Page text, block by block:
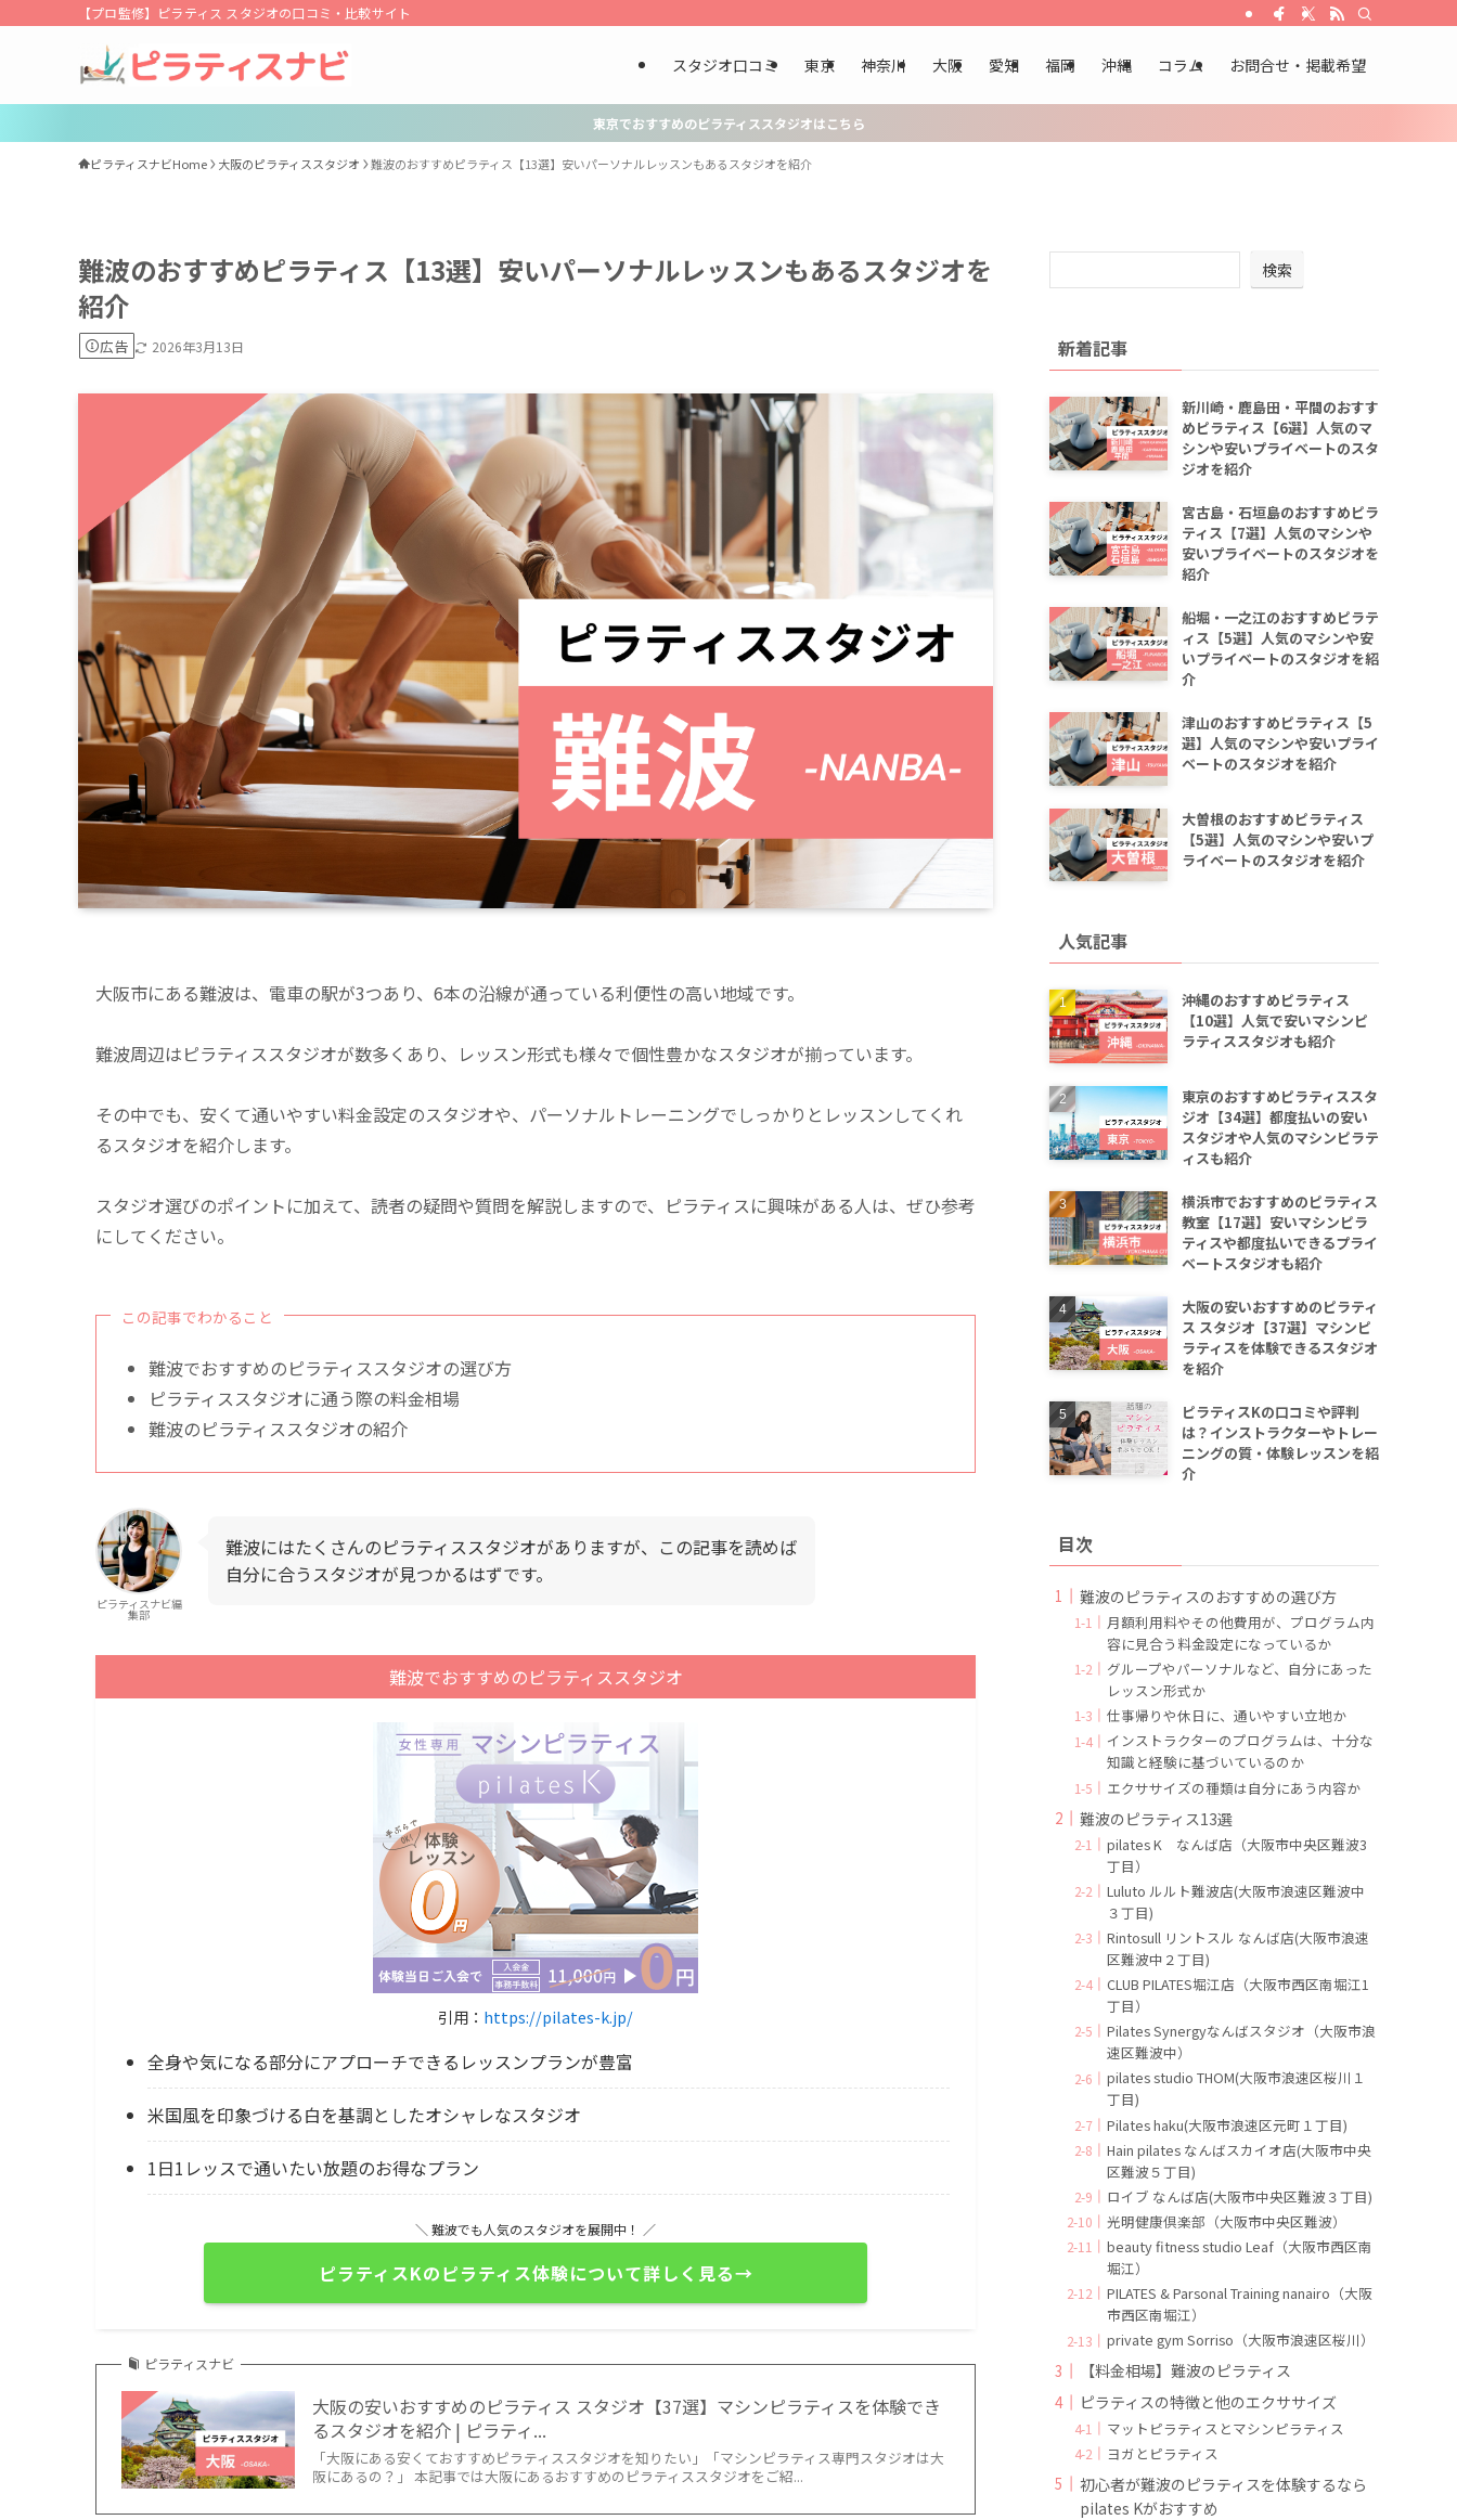
【プロ監修】ピラティス スタジオの口コミ・比較サイト
スタジオ口コミ 東京 神奈川 大阪 愛知 福岡 沖縄 コラム お問合せ・掲載希望
東京でおすすめのピラティススタジオはこちら
ピラティスナビHome 大阪のピラティススタジオ 難波のおすすめピラティス【13選】安いパーソナルレッスンもあるスタジオを紹介
難波のおすすめピラティス【13選】安いパーソナルレッスンもあるスタジオを
紹介
広告 2026年3月13日
大阪市にある難波は、電車の駅が3つあり、6本の沿線が通っている利便性の高い地域です。
難波周辺はピラティススタジオが数多くあり、レッスン形式も様々で個性豊かなスタジオが揃っています。
その中でも、安くて通いやすい料金設定のスタジオや、パーソナルトレーニングでしっかりとレッスンしてくれ
るスタジオを紹介します。
スタジオ選びのポイントに加えて、読者の疑問や質問を解説しますので、ピラティスに興味がある人は、ぜひ参考
にしてください。
この記事でわかること
難波でおすすめのピラティススタジオの選び方
ピラティススタジオに通う際の料金相場
難波のピラティススタジオの紹介
ピラティスナビ編
集部
難波にはたくさんのピラティススタジオがありますが、この記事を読めば
自分に合うスタジオが見つかるはずです。
難波でおすすめのピラティススタジオ
引用： https://pilates-k.jp/
全身や気になる部分にアプローチできるレッスンプランが豊富
米国風を印象づける白を基調としたオシャレなスタジオ
1日1レッスで通いたい放題のお得なプラン
＼ 難波でも人気のスタジオを展開中！ ／
ピラティスKのピラティス体験について詳しく見る→
ピラティスナビ
大阪の安いおすすめのピラティス スタジオ【37選】マシンピラティスを体験でき
るスタジオを紹介 | ピラティ...
「大阪にある安くておすすめピラティススタジオを知りたい」「マシンピラティス専門スタジオは大
阪にあるの？」 本記事では大阪にあるおすすめのピラティススタジオをご紹...
検索
新着記事
新川崎・鹿島田・平間のおすす
めピラティス【6選】人気のマ
シンや安いプライベートのスタ
ジオを紹介
宮古島・石垣島のおすすめピラ
ティス【7選】人気のマシンや
安いプライベートのスタジオを
紹介
船堀・一之江のおすすめピラテ
ィス【5選】人気のマシンや安
いプライベートのスタジオを紹
介
津山のおすすめピラティス【5
選】人気のマシンや安いプライ
ベートのスタジオを紹介
大曽根のおすすめピラティス
【5選】人気のマシンや安いプ
ライベートのスタジオを紹介
人気記事
沖縄のおすすめピラティス
【10選】人気で安いマシンピ
ラティススタジオも紹介
東京のおすすめピラティススタ
ジオ【34選】都度払いの安い
スタジオや人気のマシンピラテ
ィスも紹介
横浜市でおすすめのピラティス
教室【17選】安いマシンピラ
ティスや都度払いできるプライ
ベートスタジオも紹介
大阪の安いおすすめのピラティ
ス スタジオ【37選】マシンピ
ラティスを体験できるスタジオ
を紹介
ピラティスKの口コミや評判
は？インストラクターやトレー
ニングの質・体験レッスンを紹
介
目次
難波のピラティスのおすすめの選び方
月額利用料やその他費用が、プログラム内
容に見合う料金設定になっているか
グループやパーソナルなど、自分にあった
レッスン形式か
仕事帰りや休日に、通いやすい立地か
インストラクターのプログラムは、十分な
知識と経験に基づいているのか
エクササイズの種類は自分にあう内容か
難波のピラティス13選
pilates K なんば店（大阪市中央区難波3
丁目）
Luluto ルルト難波店(大阪市浪速区難波中
３丁目)
Rintosull リントスル なんば店(大阪市浪速
区難波中２丁目)
CLUB PILATES堀江店（大阪市西区南堀江1
丁目）
Pilates Synergyなんばスタジオ（大阪市浪
速区難波中）
pilates studio THOM(大阪市浪速区桜川１
丁目)
Pilates haku(大阪市浪速区元町１丁目)
Hain pilates なんばスカイオ店(大阪市中央
区難波５丁目)
ロイブ なんば店(大阪市中央区難波３丁目)
光明健康倶楽部（大阪市中央区難波）
beauty fitness studio Leaf（大阪市西区南
堀江）
PILATES & Parsonal Training nanairo（大阪
市西区南堀江）
private gym Sorriso（大阪市浪速区桜川）
【料金相場】難波のピラティス
ピラティスの特徴と他のエクササイズ
マットピラティスとマシンピラティス
ヨガとピラティス
初心者が難波のピラティスを体験するなら
pilates Kがおすすめ